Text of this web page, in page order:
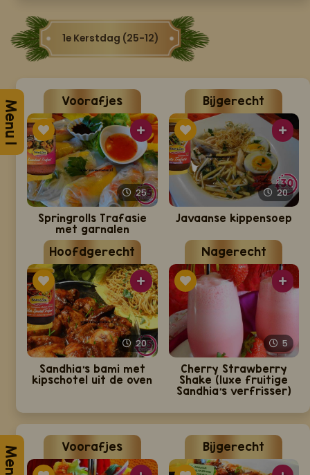
1e Kerstdag (25-12)
Menu 1 Voorafjes
25
Springrolls Trafasie
met garnalen
Bijgerecht
20
Javaanse kippensoep
Hoofdgerecht
20
Sandhia's bami met
kipschotel uit de oven
Nagerecht
5
Cherry Strawberry
Shake (luxe fruitige
Sandhia's verfrisser)
Voorafjes Bijgerecht